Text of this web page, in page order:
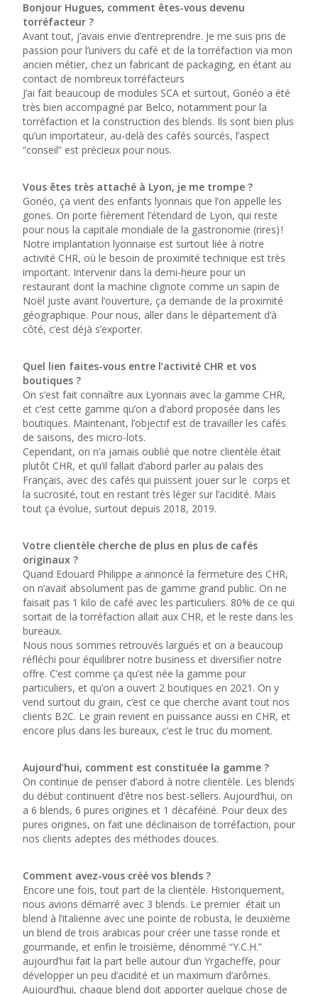
Bonjour Hugues, comment êtes-vous devenu
torréfacteur ?
Avant tout, j’avais envie d’entreprendre. Je me suis pris de
passion pour l’univers du café et de la torréfaction via mon
ancien métier, chez un fabricant de packaging, en étant au
contact de nombreux torréfacteurs
J’ai fait beaucoup de modules SCA et surtout, Gonéo a été
très bien accompagné par Belco, notamment pour la
torréfaction et la construction des blends. Ils sont bien plus
qu’un importateur, au-delà des cafés sourcés, l’aspect
“conseil” est précieux pour nous.
Vous êtes très attaché à Lyon, je me trompe ?
Gonéo, ça vient des enfants lyonnais que l’on appelle les
gones. On porte fièrement l’étendard de Lyon, qui reste
pour nous la capitale mondiale de la gastronomie (rires) !
Notre implantation lyonnaise est surtout liée à notre
activité CHR, où le besoin de proximité technique est très
important. Intervenir dans la demi-heure pour un
restaurant dont la machine clignote comme un sapin de
Noël juste avant l’ouverture, ça demande de la proximité
géographique. Pour nous, aller dans le département d’à
côté, c’est déjà s’exporter.
Quel lien faites-vous entre l’activité CHR et vos
boutiques ?
On s’est fait connaître aux Lyonnais avec la gamme CHR,
et c’est cette gamme qu’on a d’abord proposée dans les
boutiques. Maintenant, l’objectif est de travailler les cafés
de saisons, des micro-lots.
Cependant, on n’a jamais oublié que notre clientèle était
plutôt CHR, et qu’il fallait d’abord parler au palais des
Français, avec des cafés qui puissent jouer sur le corps et
la sucrosité, tout en restant très léger sur l’acidité. Mais
tout ça évolue, surtout depuis 2018, 2019.
Votre clientèle cherche de plus en plus de cafés
originaux ?
Quand Edouard Philippe a annoncé la fermeture des CHR,
on n’avait absolument pas de gamme grand public. On ne
faisait pas 1 kilo de café avec les particuliers. 80% de ce qui
sortait de la torréfaction allait aux CHR, et le reste dans les
bureaux.
Nous nous sommes retrouvés largués et on a beaucoup
réfléchi pour équilibrer notre business et diversifier notre
offre. C’est comme ça qu’est née la gamme pour
particuliers, et qu’on a ouvert 2 boutiques en 2021. On y
vend surtout du grain, c’est ce que cherche avant tout nos
clients B2C. Le grain revient en puissance aussi en CHR, et
encore plus dans les bureaux, c’est le truc du moment.
Aujourd’hui, comment est constituée la gamme ?
On continue de penser d’abord à notre clientèle. Les blends
du début continuent d’être nos best-sellers. Aujourd’hui, on
a 6 blends, 6 pures origines et 1 décaféiné. Pour deux des
pures origines, on fait une déclinaison de torréfaction, pour
nos clients adeptes des méthodes douces.
Comment avez-vous créé vos blends ?
Encore une fois, tout part de la clientèle. Historiquement,
nous avions démarré avec 3 blends. Le premier était un
blend à l’italienne avec une pointe de robusta, le deuxième
un blend de trois arabicas pour créer une tasse ronde et
gourmande, et enfin le troisième, dénommé “Y.C.H.”
aujourd’hui fait la part belle autour d’un Yrgacheffe, pour
développer un peu d’acidité et un maximum d’arômes.
Aujourd’hui, chaque blend doit apporter quelque chose de